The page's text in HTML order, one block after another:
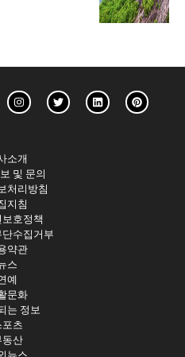
소개
및 문의
처리방침
지침
호정책
수집거부
약관
스
예
문화
는 정보
포츠
동산